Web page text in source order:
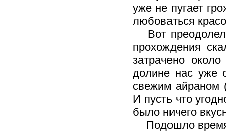
уже не пугает
любоваться
Вот
прохождения
затрачено
долине нас уже
свежим айраном
И пусть что
было ничего
Подошло время